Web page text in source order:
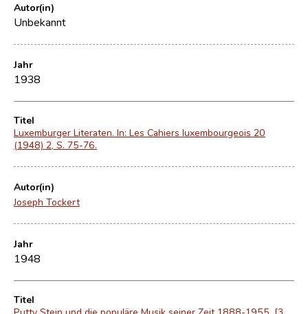
Autor(in)
Unbekannt
Jahr
1938
Titel
Luxemburger Literaten. In: Les Cahiers luxembourgeois 20
(1948) 2, S. 75-76.
Autor(in)
Joseph Tockert
Jahr
1948
Titel